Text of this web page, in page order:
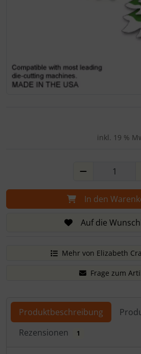
inkl. 19 %
In den
Auf die
Mehr von Elizabeth
Frage zum
Produktbeschreibung
Rezensionen
1